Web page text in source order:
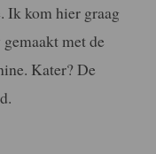
Ik kom hier graag
met de
Kater? De